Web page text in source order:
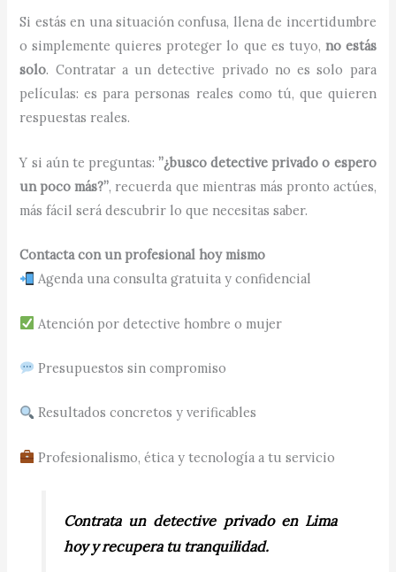
Si estás en una situación confusa, llena de incertidumbre
o simplemente quieres proteger lo que es tuyo, no estás
solo. Contratar a un detective privado no es solo para
películas: es para personas reales como tú, que quieren
respuestas reales.
Y si aún te preguntas:”¿busco detective privado o espero
un poco más?”, recuerda que mientras más pronto actúes,
más fácil será descubrir lo que necesitas saber.
Contacta con un profesional hoy mismo
Agenda una consulta gratuita y confidencial
Atención por detective hombre o mujer
Presupuestos sin compromiso
Resultados concretos y verificables
Profesionalismo, ética y tecnología a tu servicio
Contrata un detective privado en Lima
hoy y recupera tu tranquilidad.